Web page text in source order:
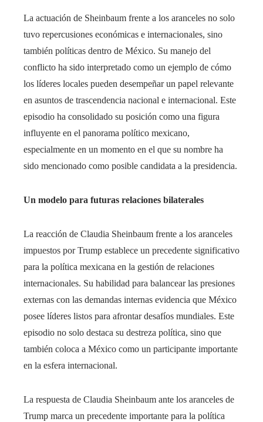
La actuación de Sheinbaum frente a los aranceles no solo
tuvo repercusiones económicas e internacionales, sino
también políticas dentro de México. Su manejo del
conflicto ha sido interpretado como un ejemplo de cómo
los líderes locales pueden desempeñar un papel relevante
en asuntos de trascendencia nacional e internacional. Este
episodio ha consolidado su posición como una figura
influyente en el panorama político mexicano,
especialmente en un momento en el que su nombre ha
sido mencionado como posible candidata a la presidencia.
Un modelo para futuras relaciones bilaterales
La reacción de Claudia Sheinbaum frente a los aranceles
impuestos por Trump establece un precedente significativo
para la política mexicana en la gestión de relaciones
internacionales. Su habilidad para balancear las presiones
externas con las demandas internas evidencia que México
posee líderes listos para afrontar desafíos mundiales. Este
episodio no solo destaca su destreza política, sino que
también coloca a México como un participante importante
en la esfera internacional.
La respuesta de Claudia Sheinbaum ante los aranceles de
Trump marca un precedente importante para la política